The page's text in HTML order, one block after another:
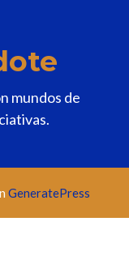
mundos de
GeneratePress